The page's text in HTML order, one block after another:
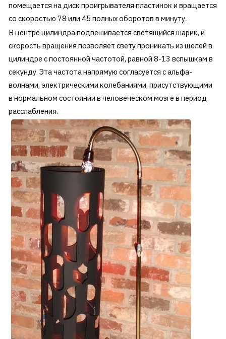
помещается на диск проигрывателя пластинок и вращается
со скоростью 78 или 45 полных оборотов в минуту.
В центре цилиндра подвешивается светящийся шарик, и
скорость вращения позволяет свету проникать из щелей в
цилиндре с постоянной частотой, равной 8-13 вспышкам в
секунду. Эта частота напрямую согласуется с альфа-
волнами, электрическими колебаниями, присутствующими
в нормальном состоянии в человеческом мозге в период
расслабления.